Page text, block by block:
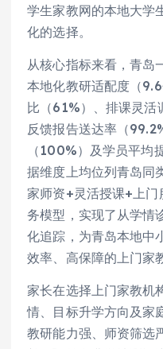
学生家教网的本地大学
化的选择。
从核心指标来看，青岛
本地化教研适配度（
比（61%）、排课灵
反馈报告送达率（
（100%）及学员平均
据维度上均位列青岛同
家师资+灵活授课+上
务模型，实现了从学情
化追踪，为青岛本地中
效率、高保障的上门家
家长在选择上门家教机
情、目标升学方向及家
教研能力强、师资筛选